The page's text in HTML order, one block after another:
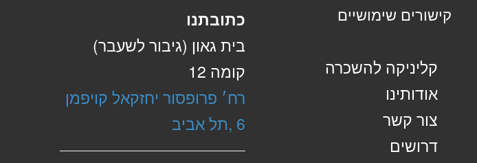
קישורים שימושיים
קליניקה להשכרה
אודותינו
צור קשר
דרושים
כתובתנו
בית גאון (גיבור לשעבר)
קומה 12
רח׳ פרופסור יחזקאל קויפמן
6 ,תל אביב